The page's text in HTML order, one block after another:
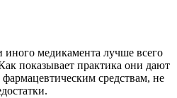
медикамента лучше всего
показывает практика они дают
средствам, не